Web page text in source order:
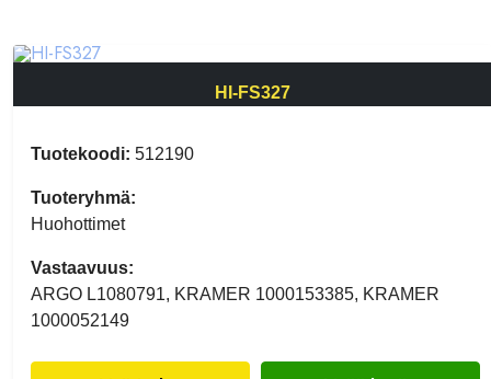
HI-FS327
Tuotekoodi: 512190
Tuoteryhmä:
Huohottimet
Vastaavuus:
ARGO L1080791, KRAMER 1000153385, KRAMER
1000052149